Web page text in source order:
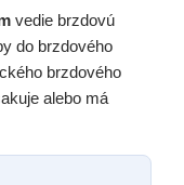
vedie brzdovú
do brzdového
brzdového
alebo má